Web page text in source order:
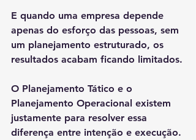
E quando uma empresa depende
apenas do esforço das pessoas, sem
um planejamento estruturado, os
resultados acabam ficando limitados.
O Planejamento Tático e o
Planejamento Operacional existem
justamente para resolver essa
diferença entre intenção e execução.